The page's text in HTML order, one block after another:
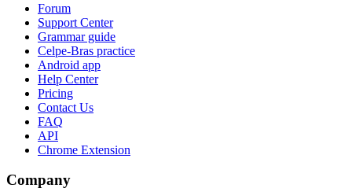
Forum
Support Center
Grammar guide
Celpe-Bras practice
Android app
Help Center
Pricing
Contact Us
FAQ
API
Chrome Extension
Company